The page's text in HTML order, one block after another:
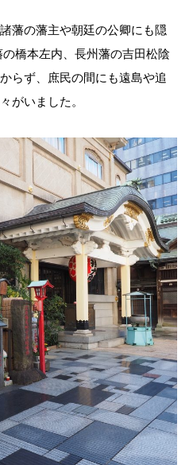
藩の藩主や朝廷の公卿にも隠
橋本左内、長州藩の吉田松陰
らず、庶民の間にも遠島や追
がいました。